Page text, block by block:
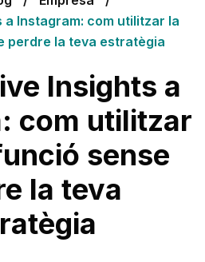
a Instagram: com utilitzar la
perdre la teva estratègia
Insights a
com utilitzar
sense
la teva